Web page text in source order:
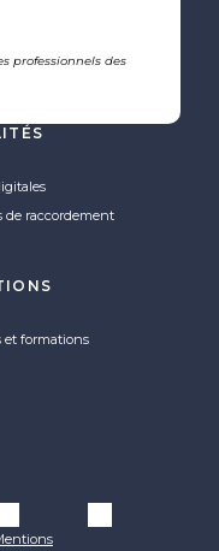
professionnels des
de raccordement
et formations